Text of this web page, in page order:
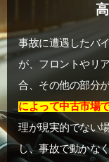
事故に遭遇したバ
が、フロントやリ
合、その他の部分
によって中古市場
理が現実的でない
し、事故で動かな